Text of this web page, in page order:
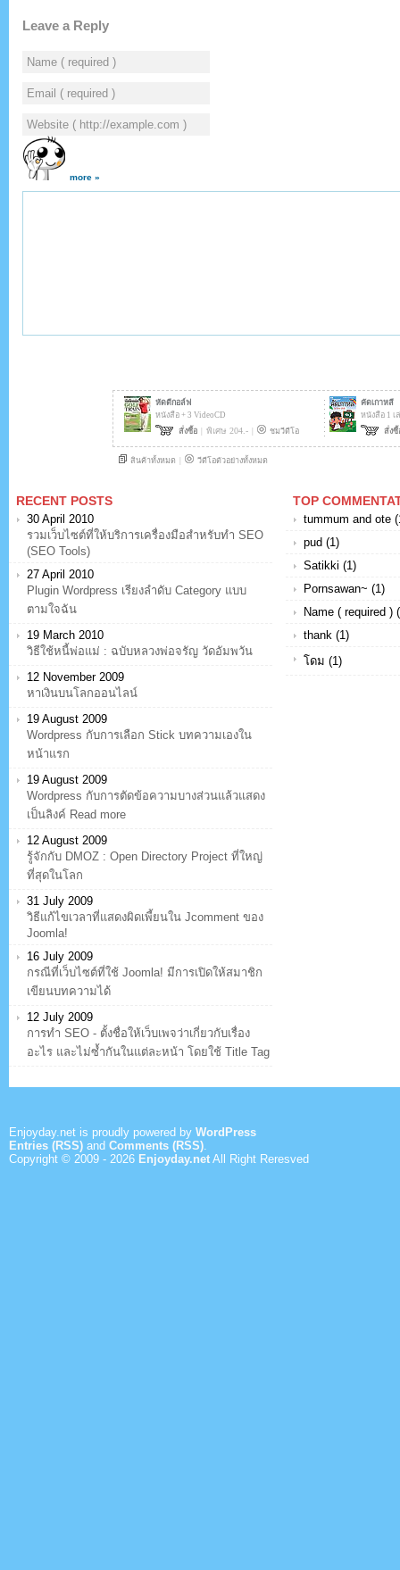
Leave a Reply
more »
RECENT POSTS
30 April 2010
รวมเว็บไซต์ที่ให้บริการเครื่องมือสำหรับทำ SEO
(SEO Tools)
27 April 2010
Plugin Wordpress เรียงลำดับ Category แบบ
ตามใจฉัน
19 March 2010
วิธีใช้หนี้พ่อแม่ : ฉบับหลวงพ่อจรัญ วัดอัมพวัน
12 November 2009
หาเงินบนโลกออนไลน์
19 August 2009
Wordpress กับการเลือก Stick บทความเองใน
หน้าแรก
19 August 2009
Wordpress กับการตัดข้อความบางส่วนแล้วแสดง
เป็นลิงค์ Read more
12 August 2009
รู้จักกับ DMOZ : Open Directory Project ที่ใหญ่
ที่สุดในโลก
31 July 2009
วิธีแก้ไขเวลาที่แสดงผิดเพี้ยนใน Jcomment ของ
Joomla!
16 July 2009
กรณีที่เว็บไซต์ที่ใช้ Joomla! มีการเปิดให้สมาชิก
เขียนบทความได้
12 July 2009
การทำ SEO - ตั้งชื่อให้เว็บเพจว่าเกี่ยวกับเรื่อง
อะไร และไม่ซ้ำกันในแต่ละหน้า โดยใช้ Title Tag
TOP
tummum and ote
pud (1)
Satikki (1)
Pornsawan~ (1)
Name ( required )
thank (1)
โดม (1)
Enjoyday.net is proudly powered by WordPress
Entries (RSS) and Comments (RSS).
Copyright © 2009 - 2026 Enjoyday.net All Right Reresved